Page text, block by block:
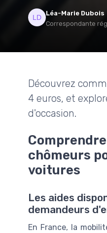
Léa-Marie Dubois
Correspondante
Découvrez
4 euros, et
d'occasion.
chômeurs
voitures
Les aides
demandeurs
En France, la